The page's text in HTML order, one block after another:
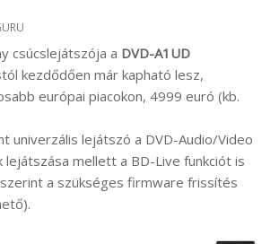
csúcslejátszója a DVD-A1UD
kezdődően már kapható lesz,
európai piacokon, 4999 euró (kb.
univerzális lejátszó a DVD-Audio/Video
lejátszása mellett a BD-Live funkciót is
a szükséges firmware frissítés